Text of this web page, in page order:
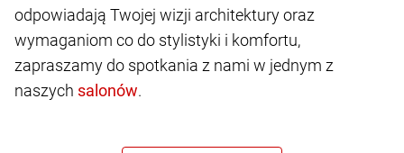
odpowiadają Twojej wizji architektury oraz
wymaganiom co do stylistyki i komfortu,
zapraszamy do spotkania z nami w jednym z
naszych
.